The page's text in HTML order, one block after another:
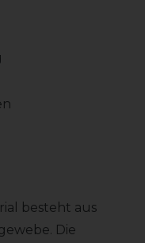
besteht aus
Die